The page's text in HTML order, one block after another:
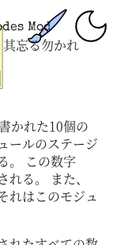
Mod
其忘る勿かれ
かれた10個の
ールのステージ
。 この数字
る。 また、
れはこのモジュ